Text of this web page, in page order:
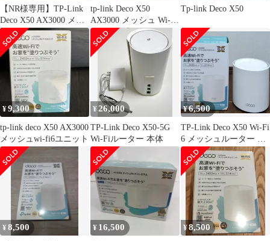
【NR様専用】TP-Link
Deco X50 AX3000 メッ
シュ
tp-link Deco X50
AX3000 メッシュ Wi-Fi
6ユニット
Tp-link Deco X50
¥9,300
tp-link deco X50 AX3000
メッシュwi-fi6ユニット
¥26,000
TP-Link Deco X50-5G
Wi-Fiルーター 本体
¥6,500
TP-Link Deco X50 Wi-Fi
6 メッシュルーター 本
体
¥8,500 ¥ 16,500 ¥8,500